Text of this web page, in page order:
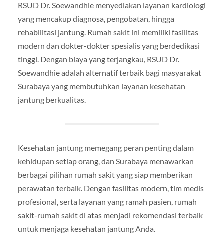
RSUD Dr. Soewandhie menyediakan layanan kardiologi
yang mencakup diagnosa, pengobatan, hingga
rehabilitasi jantung. Rumah sakit ini memiliki fasilitas
modern dan dokter-dokter spesialis yang berdedikasi
tinggi. Dengan biaya yang terjangkau, RSUD Dr.
Soewandhie adalah alternatif terbaik bagi masyarakat
Surabaya yang membutuhkan layanan kesehatan
jantung berkualitas.
Kesehatan jantung memegang peran penting dalam
kehidupan setiap orang, dan Surabaya menawarkan
berbagai pilihan rumah sakit yang siap memberikan
perawatan terbaik. Dengan fasilitas modern, tim medis
profesional, serta layanan yang ramah pasien, rumah
sakit-rumah sakit di atas menjadi rekomendasi terbaik
untuk menjaga kesehatan jantung Anda.